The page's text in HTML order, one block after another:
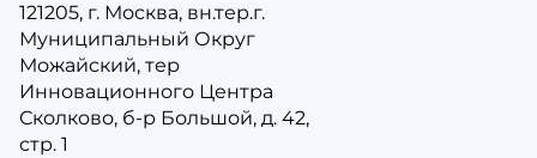
121205, г. Москва, вн.тер.г.
Муниципальный Округ
Можайский, тер
Инновационного Центра
Сколково, б-р Большой, д. 42,
стр. 1